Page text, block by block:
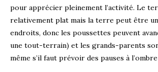
pour apprécier pleinement l’activité. Le
relativement plat mais la terre peut être
endroits, donc les poussettes peuvent
une tout-terrain) et les grands-parents
même s’il faut prévoir des pauses à